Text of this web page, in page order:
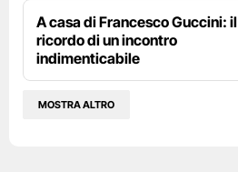
A casa di Francesco Guccini: il
ricordo di un incontro
indimenticabile
MOSTRA ALTRO